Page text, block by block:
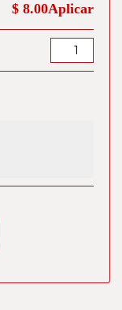
$ 8.00Aplicar